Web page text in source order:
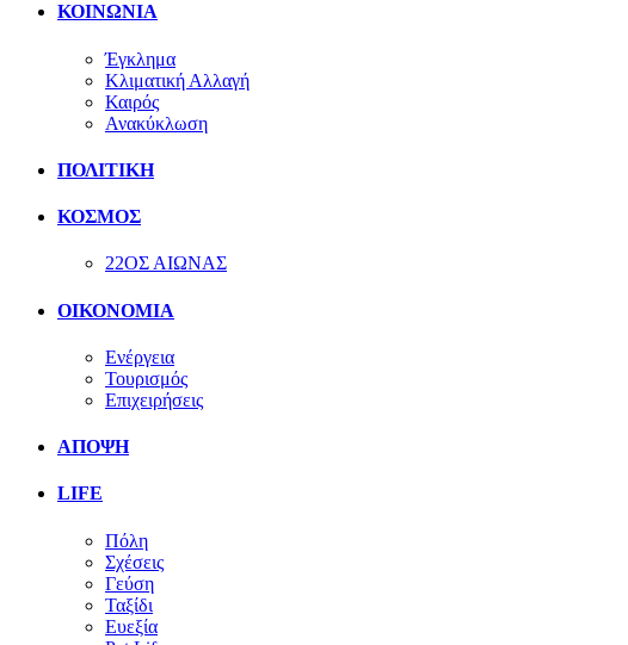
ΚΟΙΝΩΝΙΑ
Έγκλημα
Κλιματική Αλλαγή
Καιρός
Ανακύκλωση
ΠΟΛΙΤΙΚΗ
ΚΟΣΜΟΣ
22ΟΣ ΑΙΩΝΑΣ
ΟΙΚΟΝΟΜΙΑ
Ενέργεια
Τουρισμός
Επιχειρήσεις
ΑΠΟΨΗ
LIFE
Πόλη
Σχέσεις
Γεύση
Ταξίδι
Ευεξία